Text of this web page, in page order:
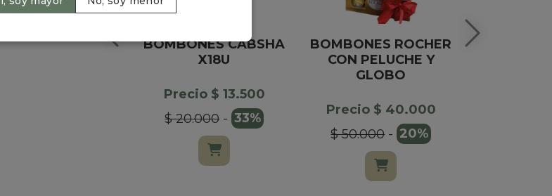
BOMBONES CABSHA
X18U
Precio $ 13.500
$ 20.000-33%
BOMBONES ROCHER
CON PELUCHE Y
GLOBO
Precio $ 40.000
$ 50.000- 20%